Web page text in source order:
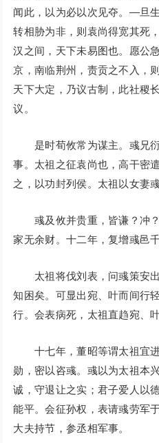
闻此，以为必以次见夺。—旦
转相胁为非，则袁尚得宽其死
汉之间，天下未易图也。愿公
京，南临荆州，责贡之不入，
天下大定，乃议古制，此社稷
议。
是时荀攸常为谋主。彧兄衍
事。太祖之征袁尚也，高干密
之，以功封列侯。太祖以女妻
彧及攸并贵重，皆谦？冲？
家无余财。十二年，复增彧邑
太祖将伐刘表，问彧策安出
知困矣。可显出宛、叶而间行
行。会表病死，太祖直趋宛、
十七年，董昭等谓太祖宜进
勋，密以咨彧。彧以为太祖本
诚，守退让之实；君子爱人以
能平。会征孙权，表请彧劳军
大夫持节，参丞相军事。